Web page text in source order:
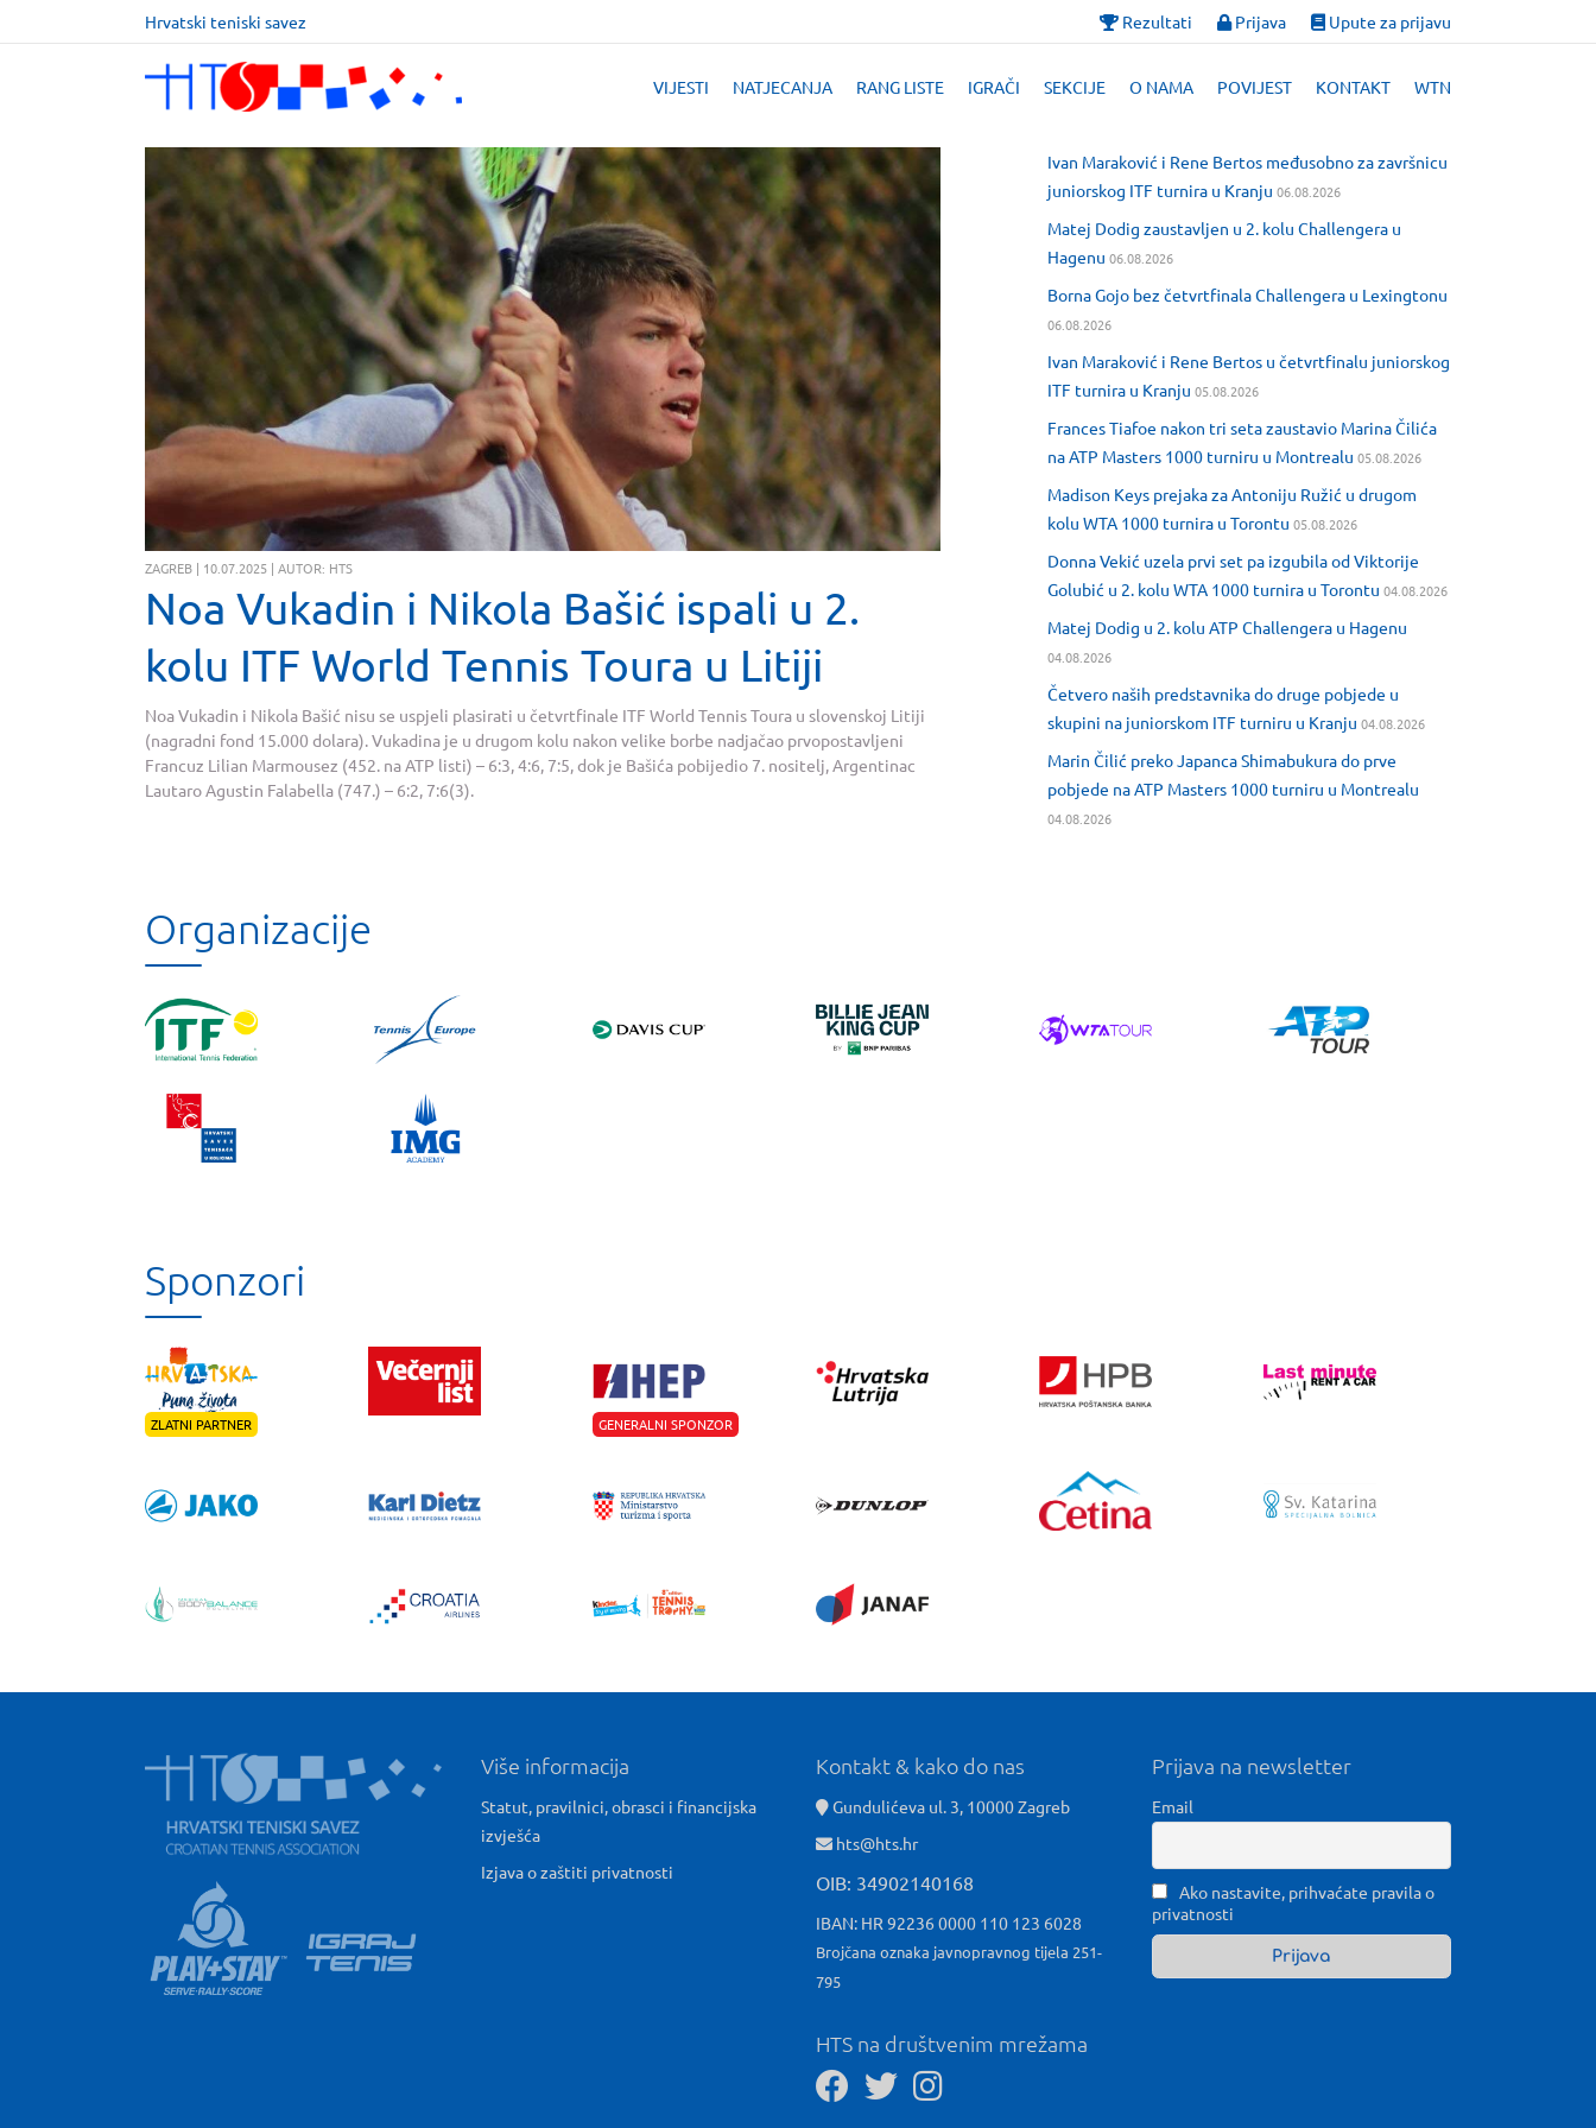
Hrvatski teniski savez Rezultati Prijava Upute za prijavu
VIJESTI NATJECANJA RANG LISTE IGRAČI SEKCIJE O NAMA POVIJEST KONTAKT WTN
ZAGREB | 10.07.2025 | AUTOR: HTS
Noa Vukadin i Nikola Bašić ispali u 2.
kolu ITF World Tennis Toura u Litiji
Noa Vukadin i Nikola Bašić nisu se uspjeli plasirati u četvrtfinale ITF World Tennis Toura u slovenskoj Litiji
(nagradni fond 15.000 dolara). Vukadina je u drugom kolu nakon velike borbe nadjačao prvopostavljeni
Francuz Lilian Marmousez (452. na ATP listi) – 6:3, 4:6, 7:5, dok je Bašića pobijedio 7. nositelj, Argentinac
Lautaro Agustin Falabella (747.) – 6:2, 7:6(3).
Ivan Maraković i Rene Bertos međusobno za završnicu
juniorskog ITF turnira u Kranju 06.08.2026
Matej Dodig zaustavljen u 2. kolu Challengera u
Hagenu 06.08.2026
Borna Gojo bez četvrtfinala Challengera u Lexingtonu
06.08.2026
Ivan Maraković i Rene Bertos u četvrtfinalu juniorskog
ITF turnira u Kranju 05.08.2026
Frances Tiafoe nakon tri seta zaustavio Marina Čilića
na ATP Masters 1000 turniru u Montrealu 05.08.2026
Madison Keys prejaka za Antoniju Ružić u drugom
kolu WTA 1000 turnira u Torontu 05.08.2026
Donna Vekić uzela prvi set pa izgubila od Viktorije
Golubić u 2. kolu WTA 1000 turnira u Torontu 04.08.2026
Matej Dodig u 2. kolu ATP Challengera u Hagenu
04.08.2026
Četvero naših predstavnika do druge pobjede u
skupini na juniorskom ITF turniru u Kranju 04.08.2026
Marin Čilić preko Japanca Shimabukura do prve
pobjede na ATP Masters 1000 turniru u Montrealu
04.08.2026
Organizacije
Sponzori
ZLATNI PARTNER GENERALNI SPONZOR
Više informacija
Statut, pravilnici, obrasci i financijska
izvješća
Izjava o zaštiti privatnosti
Kontakt & kako do nas
Gundulićeva ul. 3, 10000 Zagreb
hts@hts.hr
OIB: 34902140168
IBAN: HR 92236 0000 110 123 6028
Brojčana oznaka javnopravnog tijela 251-
795
HTS na društvenim mrežama
Prijava na newsletter
Email
Ako nastavite, prihvaćate pravila o
privatnosti